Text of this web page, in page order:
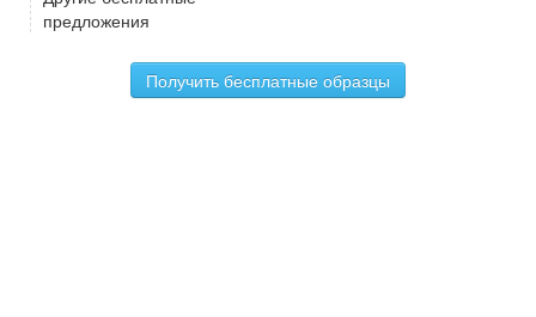
предложения
Получить бесплатные образцы